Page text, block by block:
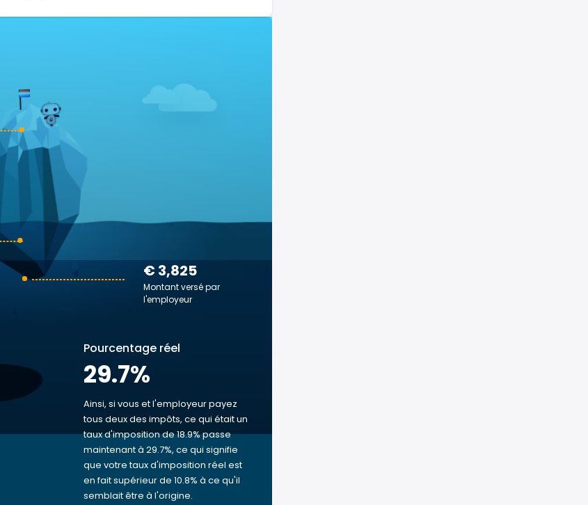
€ 3,825
Montant versé par
l'employeur
Pourcentage réel
29.7%
Ainsi, si vous et l'employeur payez
tous deux des impôts, ce qui était un
taux d'imposition de 18.9% passe
maintenant à 29.7%, ce qui signifie
que votre taux d'imposition réel est
en fait supérieur de 10.8% à ce qu'il
semblait être à l'origine.